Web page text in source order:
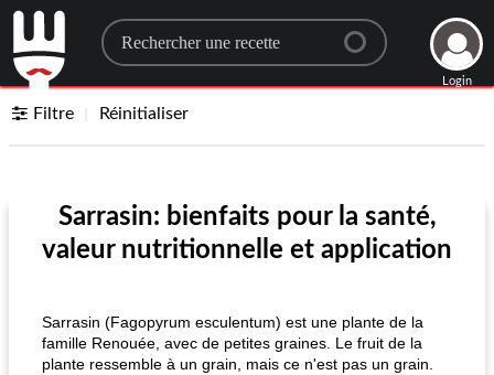
Search for a recipe
Login
Filtre Réinitialiser
Sarrasin: bienfaits pour la santé,
valeur nutritionnelle et application
Sarrasin (Fagopyrum esculentum) est une plante de la
famille Renouée, avec de petites graines. Le fruit de la
plante ressemble à un grain, mais ce n'est pas un grain.